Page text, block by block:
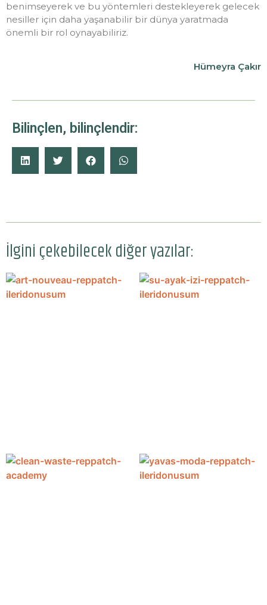
Bilinçlen, bilinçlendir:
benimseyerek ve bu yöntemleri destekleyerek gelecek
nesiller için daha yaşanabilir bir dünya yaratmada
önemli bir rol oynayabiliriz.
Hümeyra Çakır
İlgini çekebilecek diğer yazılar: